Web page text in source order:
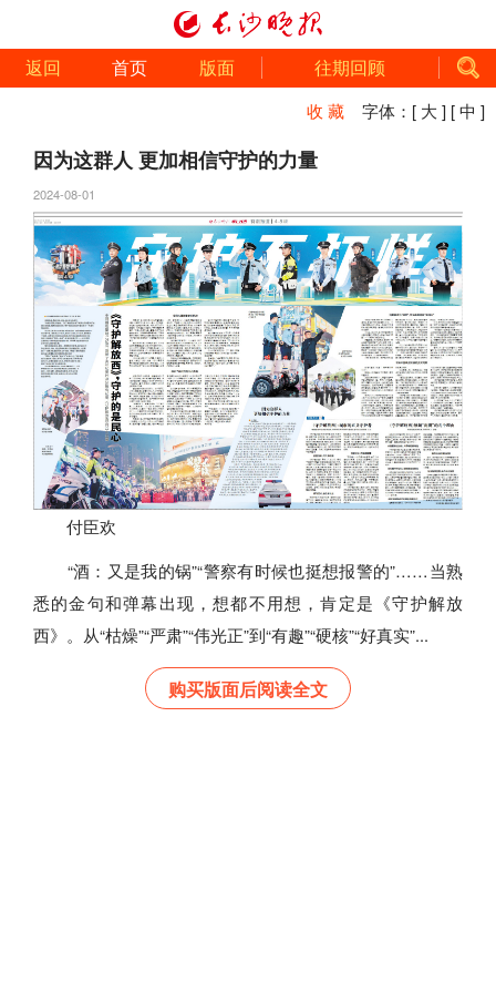
返回 首页 版面 往期回顾
收 藏 字体： [ 大 ] [ 中 ]
因为这群人 更加相信守护的力量
2024-08-01
付臣欢
“酒：又是我的锅”“警察有时候也挺想报警的”……当熟
悉的金句和弹幕出现，想都不用想，肯定是《守护解放
西》。从“枯燥”“严肃”“伟光正”到“有趣”“硬核”“好真实”...
购买版面后阅读全文